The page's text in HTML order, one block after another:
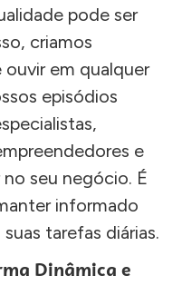
pode ser
criamos
em qualquer
episódios
e
seu negócio. É
informado
tarefas diárias.
Dinâmica e